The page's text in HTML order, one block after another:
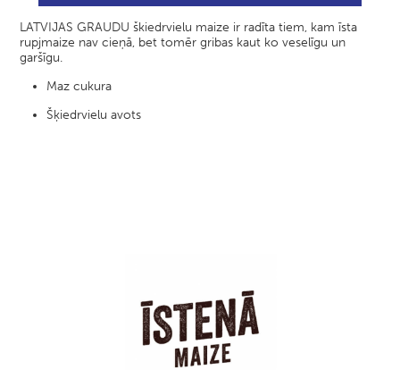
LATVIJAS GRAUDU škiedrvielu maize ir radīta tiem, kam īsta
rupjmaize nav cieņā, bet tomēr gribas kaut ko veselīgu un
garšīgu.
Maz cukura
Šķiedrvielu avots